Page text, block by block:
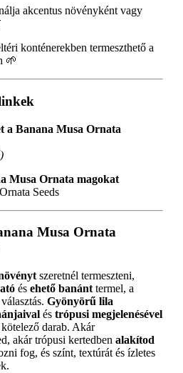
akcentus növényként vagy
konténerekben termeszthető a
🌱
a Banana Musa Ornata
Musa Ornata magokat
Seeds
Musa Ornata
szeretnél termeszteni,
és ehető banánt termel, a
Gyönyörű lila
és trópusi megjelenésével
darab. Akár
akár trópusi kertedben alakítod
fog, és színt, textúrát és ízletes